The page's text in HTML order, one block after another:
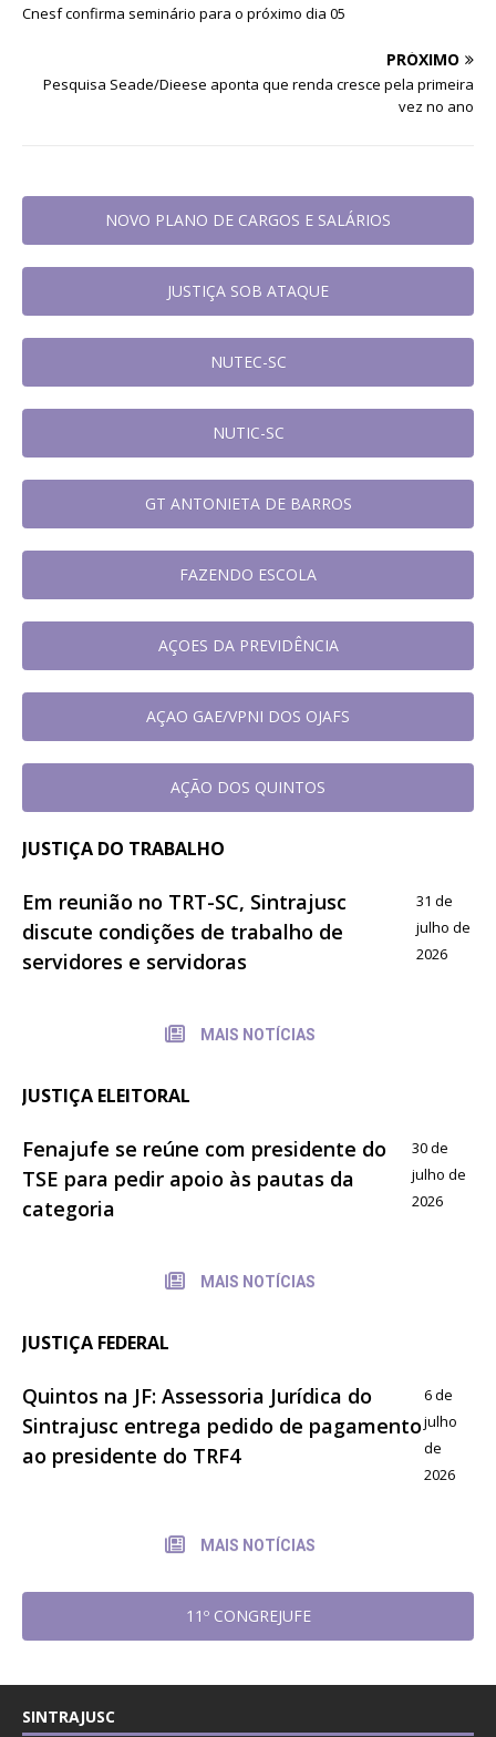
Cnesf confirma seminário para o próximo dia 05
PRÓXIMO
Pesquisa Seade/Dieese aponta que renda cresce pela primeira
vez no ano
NOVO PLANO DE CARGOS E SALÁRIOS
JUSTIÇA SOB ATAQUE
NUTEC-SC
NUTIC-SC
GT ANTONIETA DE BARROS
FAZENDO ESCOLA
AÇOES DA PREVIDÊNCIA
AÇAO GAE/VPNI DOS OJAFS
AÇÃO DOS QUINTOS
JUSTIÇA DO TRABALHO
Em reunião no TRT-SC, Sintrajusc
discute condições de trabalho de
servidores e servidoras
31 de
julho de
2026
MAIS NOTÍCIAS
JUSTIÇA ELEITORAL
Fenajufe se reúne com presidente do
TSE para pedir apoio às pautas da
categoria
30 de
julho de
2026
MAIS NOTÍCIAS
JUSTIÇA FEDERAL
Quintos na JF: Assessoria Jurídica do
Sintrajusc entrega pedido de pagamento
ao presidente do TRF4
6 de
julho
de
2026
MAIS NOTÍCIAS
11º CONGREJUFE
SINTRAJUSC